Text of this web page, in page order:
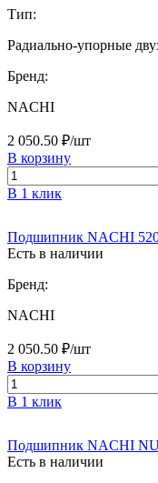
Тип:
Радиально-упорные
Бренд:
NACHI
2 050.50 ₽/шт
В корзину
В 1 клик
Подшипник NACHI
Есть в наличии
Бренд:
NACHI
2 050.50 ₽/шт
В корзину
В 1 клик
Подшипник NACHI
Есть в наличии